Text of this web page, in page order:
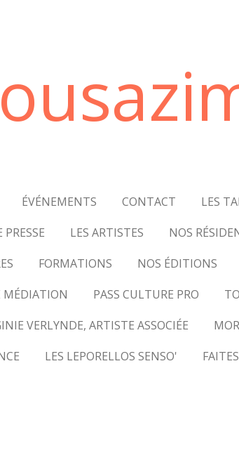
ÉVÉNEMENTS CONTACT LES
PRESSE LES ARTISTES NOS
FORMATIONS NOS ÉDITIONS
MÉDIATION PASS CULTURE PRO
VERLYNDE, ARTISTE ASSOCIÉE
LES LEPORELLOS SENSO'